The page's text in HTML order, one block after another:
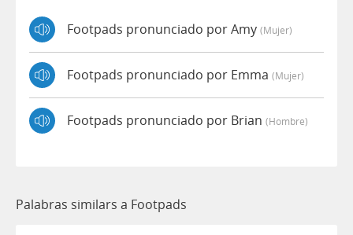
Footpads pronunciado por Amy (mujer)
Footpads pronunciado por Emma (mujer)
Footpads pronunciado por Brian (hombre)
Palabras similars a Footpads